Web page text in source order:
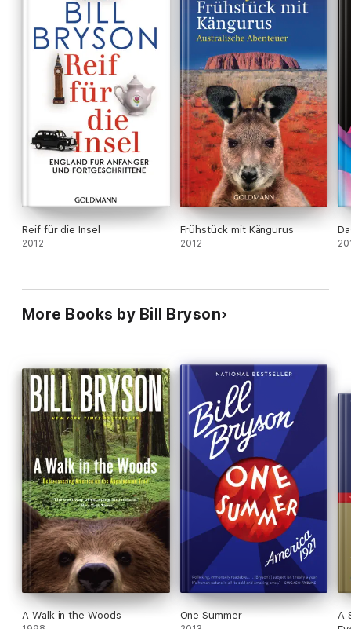
Reif für die Insel
2012
Frühstück mit Kängurus
2012
More Books by Bill Bryson
A Walk in the Woods One Summer
A